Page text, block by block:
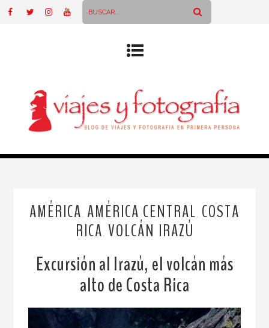
AMÉRICA AMÉRICA CENTRAL COSTA
RICA VOLCÁN IRAZÚ
Excursión al Irazú, el volcán más
alto de Costa Rica